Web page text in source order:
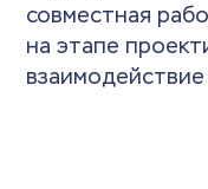
совместная
на этапе